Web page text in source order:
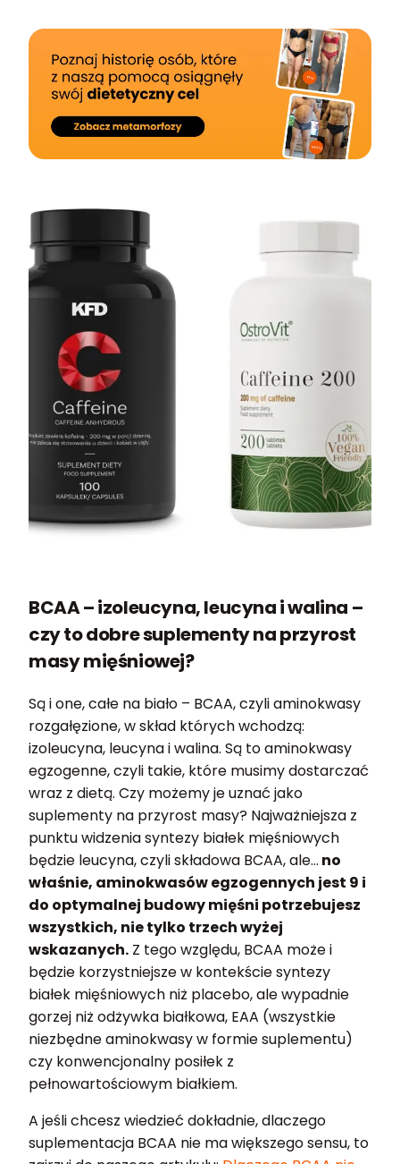
BCAA – izoleucyna, leucyna i walina –
czy to dobre suplementy na przyrost
masy mięśniowej?
Są i one, całe na biało – BCAA, czyli aminokwasy
rozgałęzione, w skład których wchodzą:
izoleucyna, leucyna i walina. Są to aminokwasy
egzogenne, czyli takie, które musimy dostarczać
wraz z dietą. Czy możemy je uznać jako
suplementy na przyrost masy? Najważniejsza z
punktu widzenia syntezy białek mięśniowych
będzie leucyna, czyli składowa BCAA, ale… no
właśnie, aminokwasów egzogennych jest 9 i
do optymalnej budowy mięśni potrzebujesz
wszystkich, nie tylko trzech wyżej
wskazanych. Z tego względu, BCAA może i
będzie korzystniejsze w kontekście syntezy
białek mięśniowych niż placebo, ale wypadnie
gorzej niż odżywka białkowa, EAA (wszystkie
niezbędne aminokwasy w formie suplementu)
czy konwencjonalny posiłek z
pełnowartościowym białkiem.
A jeśli chcesz wiedzieć dokładnie, dlaczego
suplementacja BCAA nie ma większego sensu, to